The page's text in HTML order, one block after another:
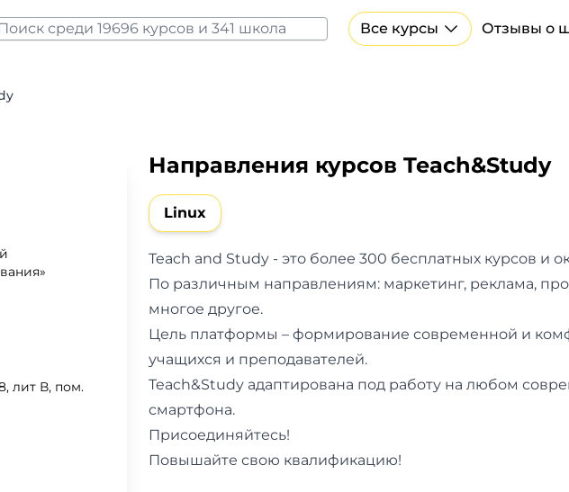
Все курсы Отзывы о
лит В, пом.
Направления курсов Teach&Study
Linux
Teach and Study - это более 300 бесплатных курсов и
По различным направлениям: маркетинг, реклама,
многое другое.
Цель платформы – формирование современной и
учащихся и преподавателей.
Teach&Study адаптирована под работу на любом
смартфона.
Присоединяйтесь!
Повышайте свою квалификацию!